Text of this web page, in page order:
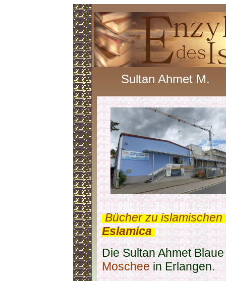
Sultan Ahmet M.
.Bücher zu
Eslamica.
Die Sultan Ahmet
Moscheein Erlangen.